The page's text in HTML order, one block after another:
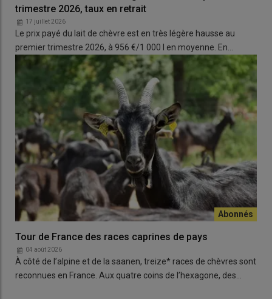
trimestre 2026, taux en retrait
17 juillet 2026
Le prix payé du lait de chèvre est en très légère hausse au
premier trimestre 2026, à 956 €/1 000 l en moyenne. En…
Tour de France des races caprines de pays
04 août 2026
À côté de l’alpine et de la saanen, treize* races de chèvres sont
reconnues en France. Aux quatre coins de l’hexagone, des…